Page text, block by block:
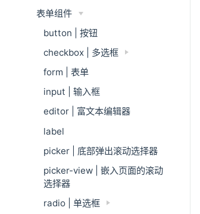
表单组件
button | 按钮
checkbox | 多选框
form | 表单
input | 输入框
editor | 富文本编辑器
label
picker | 底部弹出滚动选择器
picker-view | 嵌入页面的滚动
选择器
radio | 单选框